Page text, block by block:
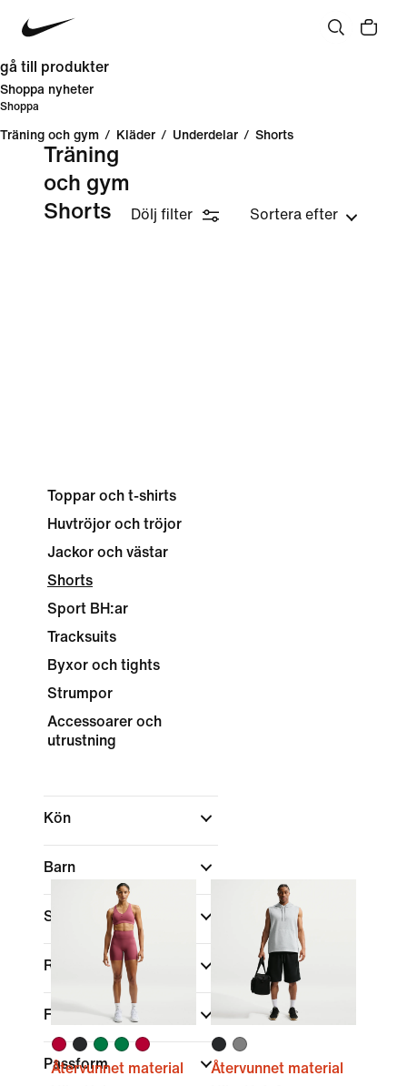
gå till produkter
Shoppa nyheter
Shoppa
Träning och gym / Kläder / Underdelar / Shorts
Träning
och gym
Shorts
Dölj filter Sortera efter
Toppar och t-shirts
Huvtröjor och tröjor
Jackor och västar
Shorts
Sport BH:ar
Tracksuits
Byxor och tights
Strumpor
Accessoarer och
utrustning
Kön
Barn
Shoppa efter pris
Rea och erbjudanden
Färg
Passform
Återvunnet material
Återvunnet material